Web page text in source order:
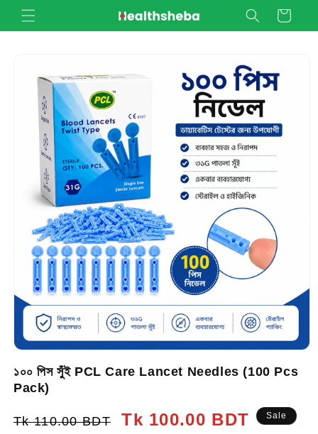
Skip to
content
Cart
information
১০০ পিস সুঁই PCL Care Lancet Needles (100 Pcs
Pack)
Regular
Tk 110.00 BDT
Sale
Tk 100.00 BDT Sale